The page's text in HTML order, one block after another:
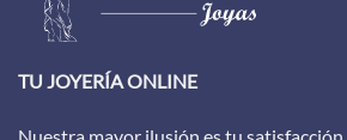
TU JOYERÍA ONLINE